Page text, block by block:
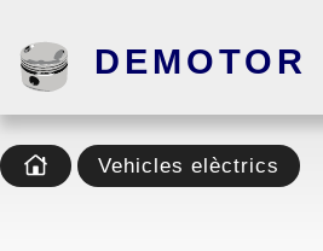
DEMOTOR
Vehicles elèctrics